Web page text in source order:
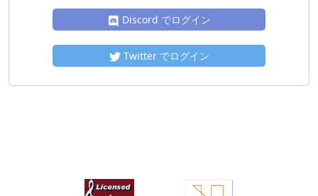
Discord でログイン
Twitter でログイン